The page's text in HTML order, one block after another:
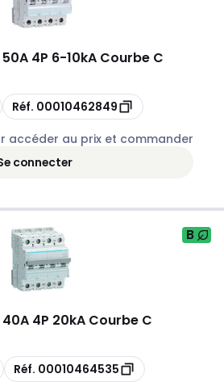
4P 6-10kA Courbe C
Copie
Réf. 00010462849
accéder au prix et commander
connecter
B
4P 20kA Courbe C
Copie
Réf. 00010464535